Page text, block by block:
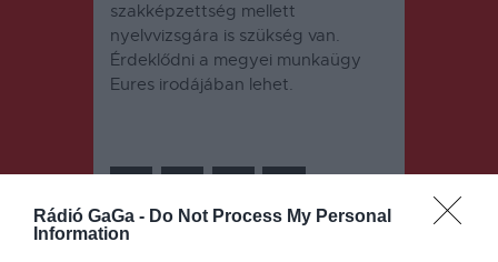
Rádió GaGa - Do Not Process My Personal
Information
szakképzettség mellett
nyelvvizsgára is szükség van.
Érdeklődni a megyei munkaügy
Eures irodájában lehet.